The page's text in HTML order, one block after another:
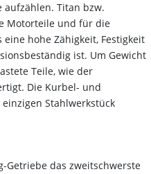
aufzählen. Titan bzw.
Motorteile und für die
hohe Zähigkeit, Festigkeit
ist. Um Gewicht
Teile, wie der
Die Kurbel- und
Stahlwerkstück
Getriebe das zweitschwerste